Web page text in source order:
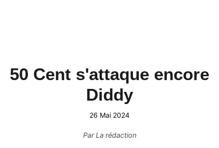
50 Cent s'attaque encore
Diddy
26 Mai 2024
ParLa rédaction